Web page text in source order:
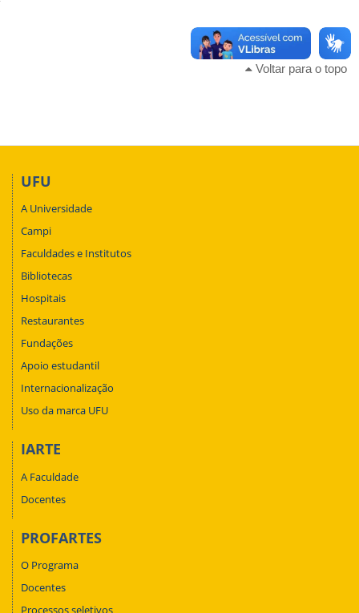
Voltar para o topo
UFU
A Universidade
Campi
Faculdades e Institutos
Bibliotecas
Hospitais
Restaurantes
Fundações
Apoio estudantil
Internacionalização
Uso da marca UFU
IARTE
A Faculdade
Docentes
PROFARTES
O Programa
Docentes
Processos seletivos